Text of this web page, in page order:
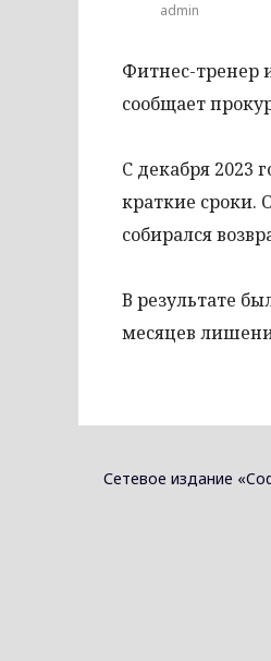
admin
Фитнес-тренер
сообщает
С декабря 2023
краткие сроки.
собирался
В результате
месяцев
Сетевое издание